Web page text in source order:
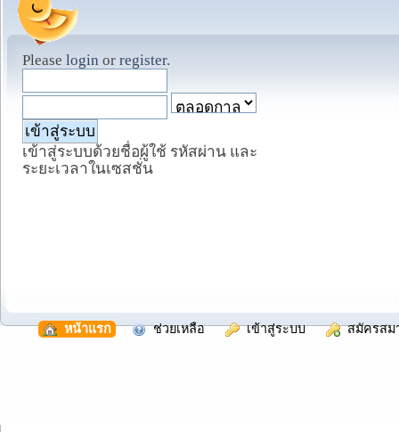
Please login or register.
เข้าสู่ระบบด้วยชื่อผู้ใช้ รหัสผ่าน และ
ระยะเวลาในเซสชั่น
หน้าแรก ช่วยเหลือ เข้าสู่ระบบ สมัครสม